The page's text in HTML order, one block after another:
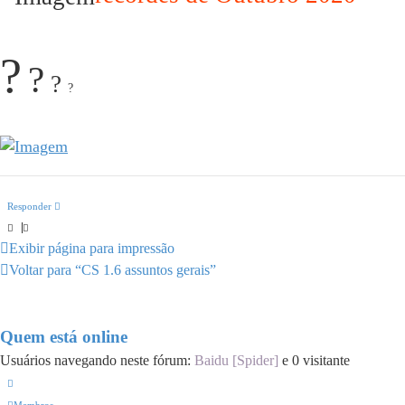
25 Carbon b0t         6 pontos
27 Costta             4 pontos
28 Gabu bot easy      3 pontos
? ? ? ?
Responder
Exibir página para impressão
Voltar para “CS 1.6 assuntos gerais”
Quem está online
Usuários navegando neste fórum: Baidu [Spider] e 0 visitante